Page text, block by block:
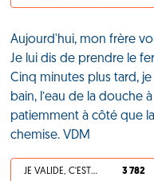
Aujourd'hui, mon frère
Je lui dis de prendre le
Cinq minutes plus tard,
bain, l’eau de la douche
patiemment à côté que
chemise. VDM
JE VALIDE, C'EST UNE VDM 3 782